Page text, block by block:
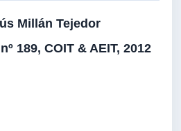
Millán Tejedor
189, COIT & AEIT, 2012